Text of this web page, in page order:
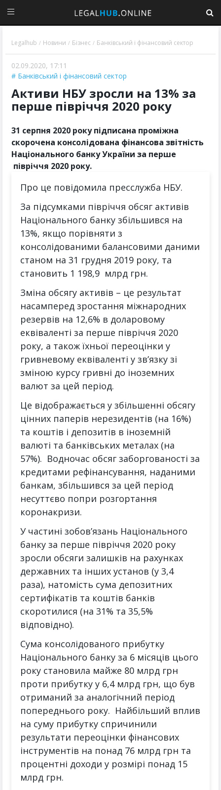
Legalhub / Новини / Бізнес / Банківський і фінансовий сектор
02.09.2020, 17:11
Банківський і фінансовий сектор
Активи НБУ зросли на 13% за
перше півріччя 2020 року
31 серпня 2020 року підписана проміжна
скорочена консолідована фінансова звітність
Національного банку України за перше
півріччя 2020 року.
Про це повідомила пресслужба НБУ.
За підсумками півріччя обсяг активів
Національного банку збільшився на
13%, якщо порівняти з
консолідованими балансовими даними
станом на 31 грудня 2019 року, та
становить 1 198,9 млрд грн.
Зміна обсягу активів – це результат
насамперед зростання міжнародних
резервів на 12,6% в доларовому
еквіваленті за перше півріччя 2020
року, а також їхньої переоцінки у
гривневому еквіваленті у зв’язку зі
зміною курсу гривні до іноземних
валют за цей період.
Це відображається у збільшенні обсягу
цінних паперів нерезидентів (на 16%)
та коштів і депозитів в іноземній
валюті та банківських металах (на
57%). Водночас обсяг заборгованості за
кредитами рефінансування, наданими
банкам, збільшився за цей період
несуттєво попри розгортання
коронакризи.
У частині зобов’язань Національного
банку за перше півріччя 2020 року
зросли обсяги залишків на рахунках
державних та інших установ (у 3,4
раза), натомість сума депозитних
сертифікатів та коштів банків
скоротилися (на 31% та 35,5%
відповідно).
Сума консолідованого прибутку
Національного банку за 6 місяців цього
року становила майже 80 млрд грн
проти прибутку у 6,4 млрд грн, що був
отриманий за аналогічний період
попереднього року. Найбільший вплив
на суму прибутку спричинили
результати переоцінки фінансових
інструментів на понад 76 млрд грн та
процентні доходи у розмірі понад 15
млрд грн.